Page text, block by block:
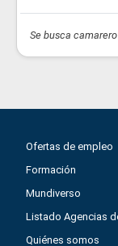
Se busca
Ofertas de empleo
Formación
Mundiverso
Listado Agencias
Quiénes somos